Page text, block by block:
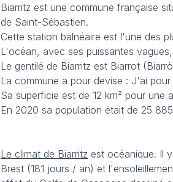
Biarritz est une commune française
de Saint-Sébastien.
Cette station balnéaire est l'une des
L'océan, avec ses puissantes
Le gentilé de Biarritz est Biarrot
La commune a pour devise : J'ai
Sa superficie est de 12 km² pour une
En 2020 sa population était de 25
Le climat de Biarritz est océanique. Il
Brest (181 jours / an) et